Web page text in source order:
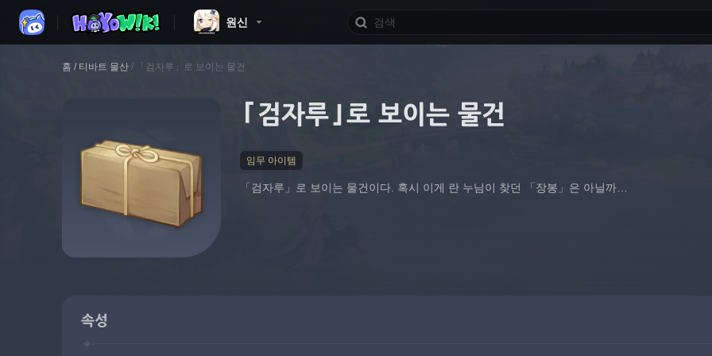
원신
홈 / 티바트 물산 / 「검자루」로 보이는 물건
「검자루」로 보이는 물건
임무 아이템
「검자루」로 보이는 물건이다. 혹시 이게 란 누님이 찾던 「장봉」은 아닐까…
속성